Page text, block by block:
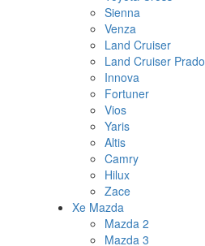
Sienna
Venza
Land Cruiser
Land Cruiser Prado
Innova
Fortuner
Vios
Yaris
Altis
Camry
Hilux
Zace
Xe Mazda
Mazda 2
Mazda 3